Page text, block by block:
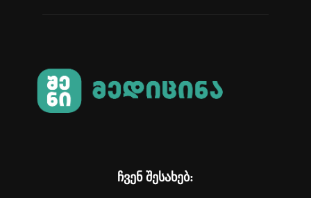
ჩვენ შესახებ: